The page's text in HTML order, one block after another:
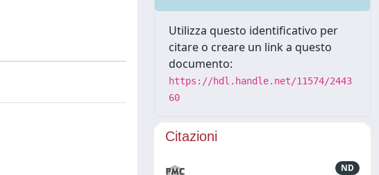
Utilizza questo identificativo per
citare o creare un link a questo
documento:
https://hdl.handle.net/11574/2443
60
Citazioni
ND